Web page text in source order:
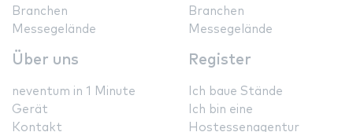
Branchen
Messegelände
Branchen
Messegelände
Über uns
neventum in 1 Minute
Gerät
Kontakt
Register
Ich baue Stände
Ich bin eine
Hostessenagentur